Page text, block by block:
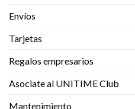
Envíos
Tarjetas
Regalos empresarios
Asociate al UNITIME Club
Mantenimiento